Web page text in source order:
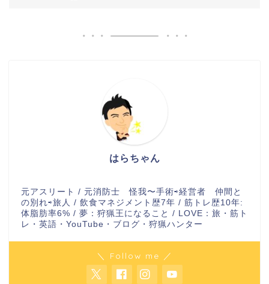
はらちゃん
元アスリート / 元消防士 怪我〜手術⇨経営者 仲間と
の別れ⇨旅人 / 飲食マネジメント歴7年 / 筋トレ歴10年:
体脂肪率6% / 夢：狩猟王になること / LOVE：旅・筋ト
レ・英語・YouTube・ブログ・狩猟ハンター
＼ Follow me ／